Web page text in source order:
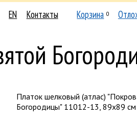
EN Контакты Корзина 0
Платок шелковый (атлас)
Богородицы" 11012-13, 89x89 см